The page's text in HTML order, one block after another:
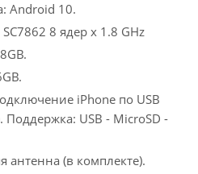
Android 10.
8 ядер х 1.8 GHz
iPhone по USB
Поддержка: USB - MicroSD -
антенна (в комплекте).